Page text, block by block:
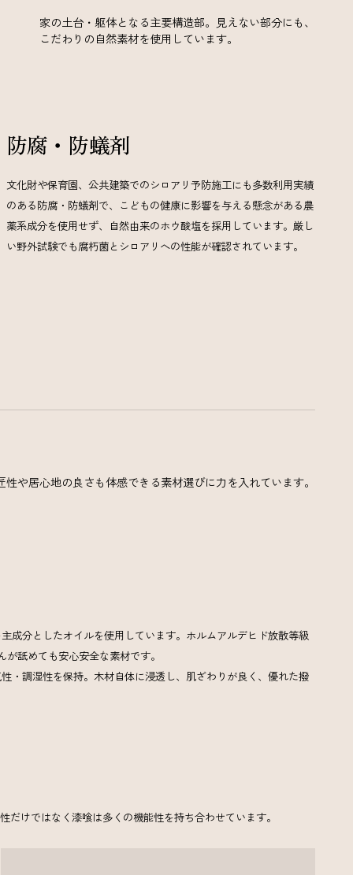
家の土台・躯体となる主要構造部。見えない部分にも、
こだわりの自然素材を使用しています。
防腐・防蟻剤
文化財や保育園、公共建築でのシロアリ予防施工にも多数利用実績
のある防腐・防蟻剤で、こどもの健康に影響を与える懸念がある農
薬系成分を使用せず、自然由来のホウ酸塩を採用しています。厳し
い野外試験でも腐朽菌とシロアリへの性能が確認されています。
や居心地の良さも体感できる素材選びに力を入れています。
成分としたオイルを使用しています。ホルムアルデヒド放散等級
舐めても安心安全な素材です。
・調湿性を保持。木材自体に浸透し、肌ざわりが良く、優れた撥
けではなく漆喰は多くの機能性を持ち合わせています。